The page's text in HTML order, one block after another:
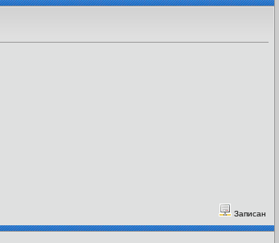
Записан